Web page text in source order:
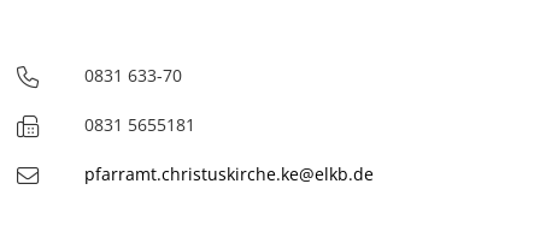
Telefon
0831 633-70
Fax
0831 5655181
pfarramt.christuskirche.ke@elkb.de